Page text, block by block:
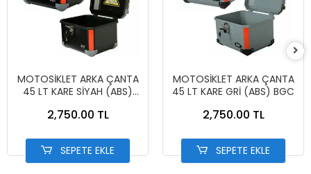
MOTOSİKLET ARKA ÇANTA
45 LT KARE SİYAH (ABS)
2,750.00 TL
SEPETE EKLE
MOTOSİKLET ARKA ÇANTA
45 LT KARE GRİ (ABS) BGC
2,750.00 TL
SEPETE EKLE